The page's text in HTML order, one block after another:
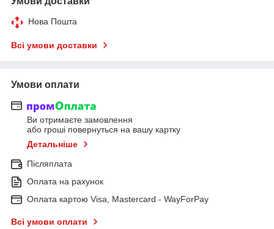
Нова Пошта
Всі умови доставки
Умови оплати
Ви отримаєте замовлення
або гроші повернуться на вашу картку
Детальніше
Післяплата
Оплата на рахунок
Оплата картою Visa, Mastercard - WayForPay
Всі умови оплати